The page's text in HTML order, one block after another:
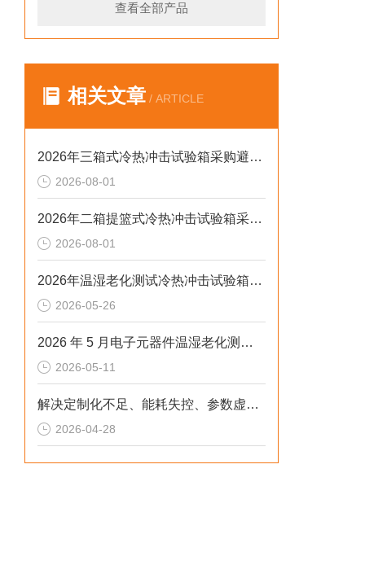
查看全部产品
相关文章 / ARTICLE
2026年三箱式冷热冲击试验箱采购避坑：静测工况、参数与合规选型逻辑
2026-08-01
2026年二箱提篮式冷热冲击试验箱采购避坑：参数、工况与合规逻辑
2026-08-01
2026年温湿老化测试冷热冲击试验箱排行榜：解决精度差、数据无效等核心痛点
2026-05-26
2026 年 5 月电子元器件温湿老化测试：冷热冲击不稳、数据无效？这样解决
2026-05-11
解决定制化不足、能耗失控、参数虚标痛点的2026选型标准
2026-04-28